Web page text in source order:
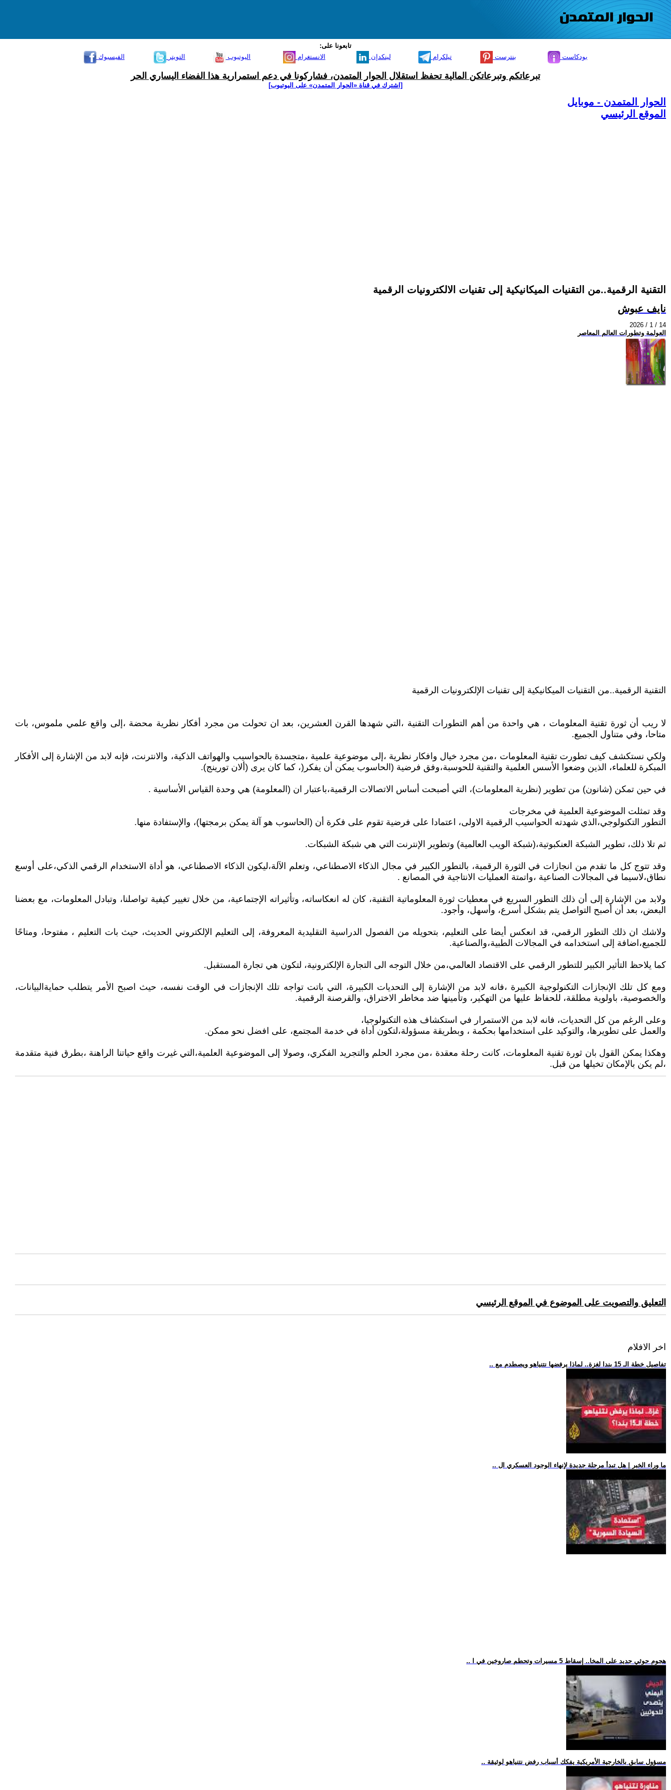
تابعونا على:
الفيسبوك
التويتر اليوتيوب الانستغرام لينكدإن تيلكرام بنترست بودكاست
تبرعاتكم وتبرعاتكن المالية تحفظ استقلال الحوار المتمدن، فشاركونا في دعم استمرارية هذا الفضاء اليساري الحر
[اشترك في قناة ‫«الحوار المتمدن» على اليوتيوب]
الحوار المتمدن - موبايل
الموقع الرئيسي
التقنية الرقمية..من التقنيات الميكانيكية إلى تقنيات الالكترونيات الرقمية
نايف عبوش
2026 / 1 / 14
العولمة وتطورات العالم المعاصر
التقنية الرقمية..من التقنيات الميكانيكية إلى تقنيات الإلكترونيات الرقمية
لا ريب أن ثورة تقنية المعلومات ، هي واحدة من أهم التطورات التقنية ،التي شهدها القرن العشرين، بعد ان تحولت من مجرد أفكار نظرية محضة ،إلى واقع علمي ملموس، بات
متاحا، وفي متناول الجميع.
ولكي نستكشف كيف تطورت تقنية المعلومات ،من مجرد خيال وافكار نظرية ،إلى موضوعية علمية ،متجسدة بالحواسيب والهواتف الذكية، والانترنت، فإنه لابد من الإشارة إلى الأفكار
المبكرة للعلماء، الذين وضعوا الأسس العلمية والتقنية للحوسبة،وفق فرضية (الحاسوب يمكن أن يفكر(، كما كان يرى (ألان تورينج).
في حين تمكن (شانون) من تطوير (نظرية المعلومات)، التي أصبحت أساس الاتصالات الرقمية،باعتبار ان (المعلومة) هي وحدة القياس الأساسية .
وقد تمثلت الموضوعية العلمية في مخرجات
التطور التكنولوجي،الذي شهدته الحواسيب الرقمية الاولى، اعتمادا على فرضية تقوم على فكرة أن (الحاسوب هو آلة يمكن برمجتها)، والإستفادة منها.
ثم تلا ذلك، تطوير الشبكة العنكبوتية،(شبكة الويب العالمية) وتطوير الإنترنت التي هي شبكة الشبكات.
وقد تتوج كل ما تقدم من انجازات في الثورة الرقمية، بالتطور الكبير في مجال الذكاء الاصطناعي، وتعلم الآلة،ليكون الذكاء الاصطناعي، هو أداة الاستخدام الرقمي الذكي،على أوسع
نطاق،لاسيما في المجالات الصناعية ،واتمتة العمليات الانتاجية في المصانع .
ولابد من الإشارة إلى أن ذلك التطور السريع في معطيات ثورة المعلوماتية التقنية، كان له انعكاساته، وتأثيراته الإجتماعية، من خلال تغيير كيفية تواصلنا، وتبادل المعلومات، مع بعضنا
البعض، بعد أن أصبح التواصل يتم بشكل أسرع، وأسهل، وأجود.
ولاشك ان ذلك التطور الرقمي، قد انعكس أيضا على التعليم، بتحويله من الفصول الدراسية التقليدية المعروفة، إلى التعليم الإلكتروني الحديث، حيث بات التعليم ، مفتوحا، ومتاحًا
للجميع،اضافة إلى استخدامه في المجالات الطبية،والصناعية.
كما يلاحظ التأثير الكبير للتطور الرقمي على الاقتصاد العالمي،من خلال التوجه الى التجارة الإلكترونية، لتكون هي تجارة المستقبل.
ومع كل تلك الإنجازات التكنولوجية الكبيرة ،فانه لابد من الإشارة إلى التحديات الكبيرة، التي باتت تواجه تلك الإنجازات في الوقت نفسه، حيث اصبح الأمر يتطلب حمايةالبيانات،
والخصوصية، باولوية مطلقة، للحفاظ عليها من التهكير، وتأمينها ضد مخاطر الاختراق، والقرصنة الرقمية.
وعلى الرغم من كل التحديات، فانه لابد من الاستمرار في استكشاف هذه التكنولوجيا،
والعمل على تطويرها، والتوكيد على استخدامها بحكمة ، وبطريقة مسؤولة،لتكون أداة في خدمة المجتمع، على افضل نحو ممكن.
وهكذا يمكن القول بان ثورة تقنية المعلومات، كانت رحلة معقدة ،من مجرد الحلم والتجريد الفكري، وصولا إلى الموضوعية العلمية،التي غيرت واقع حياتنا الراهنة ،بطرق فنية متقدمة
،لم يكن بالإمكان تخيلها من قبل.
التعليق والتصويت على الموضوع في الموقع الرئيسي
اخر الافلام
.. تفاصيل خطة الـ 15 بندا لغزة.. لماذا يرفضها نتنياهو ويصطدم مع
.. ما وراء الخبر | هل تبدأ مرحلة جديدة لإنهاء الوجود العسكري ال
.. هجوم حوثي جديد على المخا.. إسقاط 5 مسيرات وتحطم صاروخين في ا
.. مسؤول سابق بالخارجية الأمريكية يفكك أسباب رفض نتنياهو لوثيقة